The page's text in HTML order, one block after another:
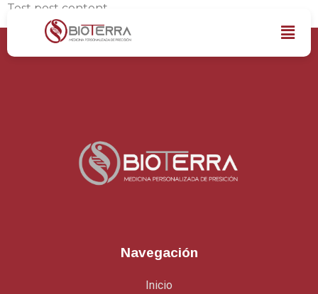
Test post content
Navegación
Inicio